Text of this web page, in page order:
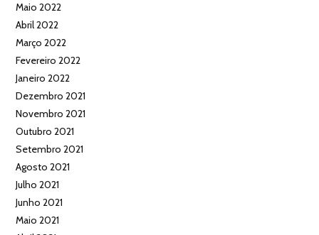
Maio 2022
Abril 2022
Março 2022
Fevereiro 2022
Janeiro 2022
Dezembro 2021
Novembro 2021
Outubro 2021
Setembro 2021
Agosto 2021
Julho 2021
Junho 2021
Maio 2021